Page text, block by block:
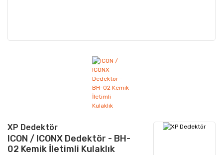
XP Dedektör
ICON / ICONX Dedektör - BH-
02 Kemik İletimli Kulaklık